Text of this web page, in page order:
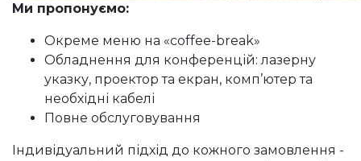
Ми пропонуємо:
Окреме меню на «coffee-break»
Обладнення для конференцій: лазерну
указку, проектор та екран, комп’ютер та
необхідні кабелі
Повне обслуговування
Індивідуальний підхід до кожного замовлення -